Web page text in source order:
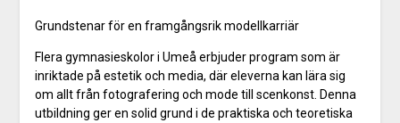
Grundstenar för en framgångsrik modellkarriär
Flera gymnasieskolor i Umeå erbjuder program som är
inriktade på estetik och media, där eleverna kan lära sig
om allt från fotografering och mode till scenkonst. Denna
utbildning ger en solid grund i de praktiska och teoretiska